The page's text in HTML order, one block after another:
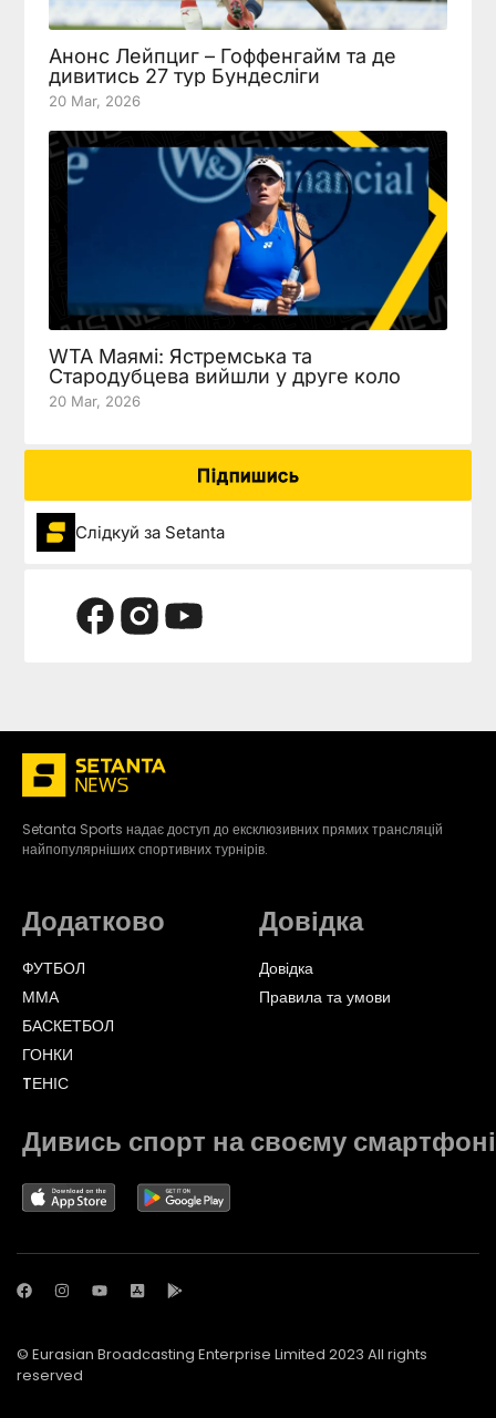
Анонс Лейпциг – Гоффенгайм та де
дивитись 27 тур Бундесліги
20 Mar, 2026
WTA Маямі: Ястремська та
Стародубцева вийшли у друге коло
20 Mar, 2026
Підпишись
Слідкуй за Setanta
Setanta Sports надає доступ до ексклюзивних прямих трансляцій
найпопулярніших спортивних турнірів.
Додатково
ФУТБОЛ
ММА
БАСКЕТБОЛ
ГОНКИ
TЕНІС
Довідка
Довідка
Правила та умови
Дивись спорт на своєму смартфоні
© Eurasian Broadcasting Enterprise Limited 2023 All rights
reserved